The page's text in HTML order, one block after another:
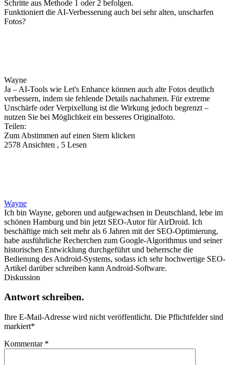
Schritte aus Methode 1 oder 2 befolgen.
Funktioniert die AI-Verbesserung auch bei sehr alten, unscharfen
Fotos?
Wayne
Ja – AI-Tools wie Let's Enhance können auch alte Fotos deutlich
verbessern, indem sie fehlende Details nachahmen. Für extreme
Unschärfe oder Verpixellung ist die Wirkung jedoch begrenzt –
nutzen Sie bei Möglichkeit ein besseres Originalfoto.
Teilen:
Zum Abstimmen auf einen Stern klicken
2578 Ansichten , 5 Lesen
Wayne
Ich bin Wayne, geboren und aufgewachsen in Deutschland, lebe im
schönen Hamburg und bin jetzt SEO-Autor für AirDroid. Ich
beschäftige mich seit mehr als 6 Jahren mit der SEO-Optimierung,
habe ausführliche Recherchen zum Google-Algorithmus und seiner
historischen Entwicklung durchgeführt und beherrsche die
Bedienung des Android-Systems, sodass ich sehr hochwertige SEO-
Artikel darüber schreiben kann Android-Software.
Diskussion
Antwort schreiben.
Ihre E-Mail-Adresse wird nicht veröffentlicht. Die Pflichtfelder sind
markiert*
Kommentar *